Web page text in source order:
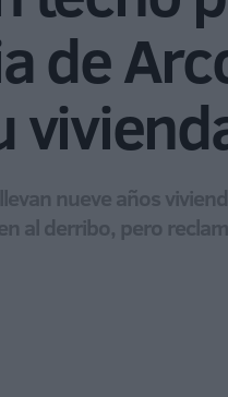
de
nueve años
al derribo, pero